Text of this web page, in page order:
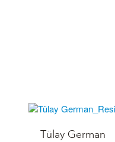
Tülay German